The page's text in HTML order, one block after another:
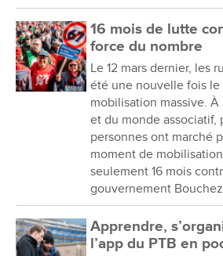
16 mois de lutte
force du nombre
Le 12 mars dernier, les
été une nouvelle fois le
mobilisation massive. À
et du monde associatif,
personnes ont marché
moment de
seulement 16 mois
gouvernement
Apprendre,
l’app du PTB en